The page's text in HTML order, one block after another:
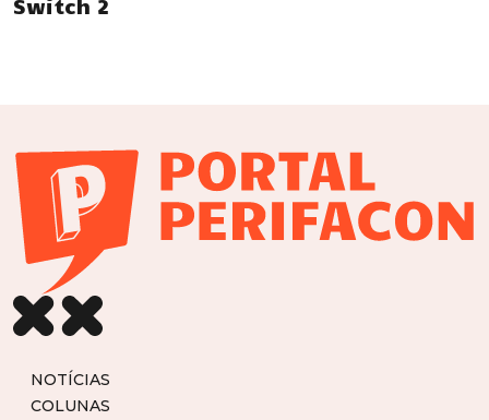
Switch 2
NOTÍCIAS
COLUNAS